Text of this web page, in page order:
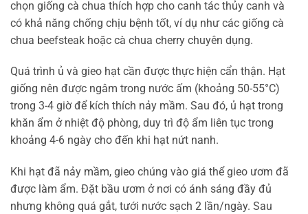
chọn giống cà chua thích hợp cho canh tác thủy canh và
có khả năng chống chịu bệnh tốt, ví dụ như các giống cà
chua beefsteak hoặc cà chua cherry chuyên dụng.
Quá trình ủ và gieo hạt cần được thực hiện cẩn thận. Hạt
giống nên được ngâm trong nước ấm (khoảng 50-55°C)
trong 3-4 giờ để kích thích nảy mầm. Sau đó, ủ hạt trong
khăn ẩm ở nhiệt độ phòng, duy trì độ ẩm liên tục trong
khoảng 4-6 ngày cho đến khi hạt nứt nanh.
Khi hạt đã nảy mầm, gieo chúng vào giá thể gieo ươm đã
được làm ẩm. Đặt bầu ươm ở nơi có ánh sáng đầy đủ
nhưng không quá gắt, tưới nước sạch 2 lần/ngày. Sau